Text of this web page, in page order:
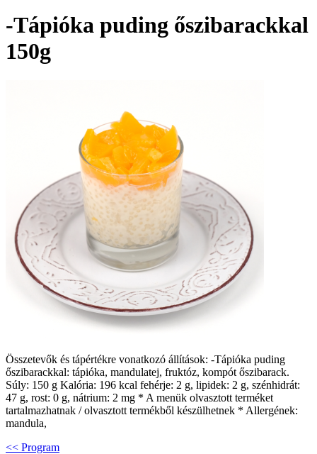
-Tápióka puding őszibarackkal
150g
Összetevők és tápértékre vonatkozó állítások: -Tápióka puding
őszibarackkal: tápióka, mandulatej, fruktóz, kompót őszibarack.
Súly: 150 g Kalória: 196 kcal fehérje: 2 g, lipidek: 2 g, szénhidrát:
47 g, rost: 0 g, nátrium: 2 mg * A menük olvasztott terméket
tartalmazhatnak / olvasztott termékből készülhetnek * Allergének:
mandula,
<< Program